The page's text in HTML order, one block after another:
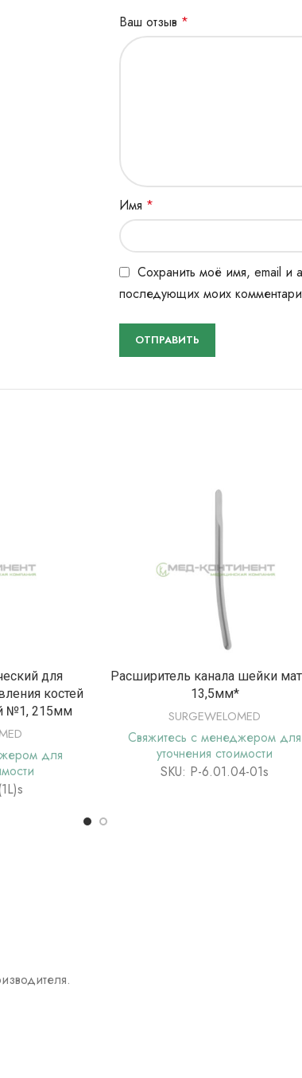
Ваш отзыв *
Имя *
Сохранить моё имя, email и
последующих моих
для
костей
№1, 215мм
для
ПОДРОБНЕЕ
Расширитель канала шейки
13,5мм*
SURGEWELOMED
Свяжитесь с менеджером для
уточнения стоимости
SKU: Р-6.01.04-01s